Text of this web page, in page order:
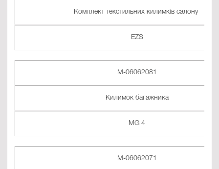
Комплект текстильних килимків салону
EZS
M-06062081
Килимок багажника
MG 4
M-06062071